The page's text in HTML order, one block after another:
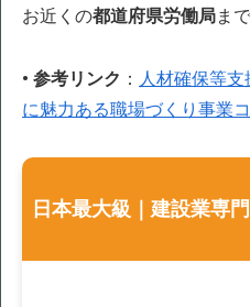
お近くの都道府県労働局ま
• 参考リンク ： 人材確保等
に魅力ある職場づくり事業
日本最大級｜建設業専